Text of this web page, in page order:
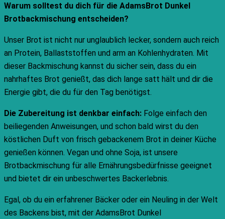
Warum solltest du dich für die AdamsBrot Dunkel
Brotbackmischung entscheiden?
Unser Brot ist nicht nur unglaublich lecker, sondern auch reich
an Protein, Ballaststoffen und arm an Kohlenhydraten. Mit
dieser Backmischung kannst du sicher sein, dass du ein
nahrhaftes Brot genießt, das dich lange satt hält und dir die
Energie gibt, die du für den Tag benötigst.
Die Zubereitung ist denkbar einfach: Folge einfach den
beiliegenden Anweisungen, und schon bald wirst du den
köstlichen Duft von frisch gebackenem Brot in deiner Küche
genießen können. Vegan und ohne Soja, ist unsere
Brotbackmischung für alle Ernährungsbedürfnisse geeignet
und bietet dir ein unbeschwertes Backerlebnis.
Egal, ob du ein erfahrener Bäcker oder ein Neuling in der Welt
des Backens bist, mit der AdamsBrot Dunkel